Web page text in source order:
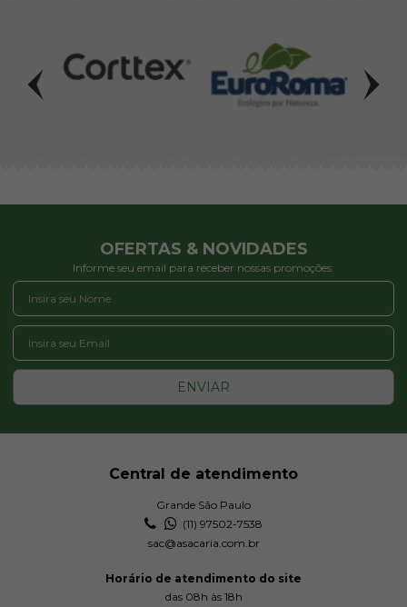
OFERTAS & NOVIDADES
Informe seu email para receber nossas promoções:
ENVIAR
Central de atendimento
Grande São Paulo
(11) 97502-7538
sac@asacaria.com.br
Horário de atendimento do site
das 08h às 18h